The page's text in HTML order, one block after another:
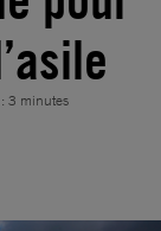
3 minutes